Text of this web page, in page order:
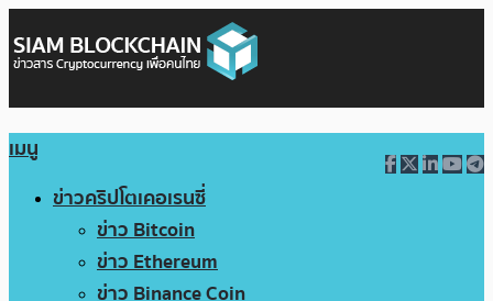
เมนู
ข่าวคริปโตเคอเรนซี่
ข่าว Bitcoin
ข่าว Ethereum
ข่าว Binance Coin